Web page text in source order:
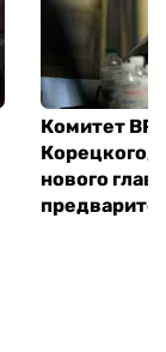
Комитет ВР
Корецкого,
нового